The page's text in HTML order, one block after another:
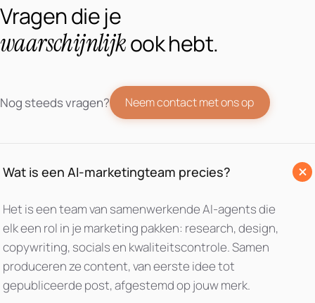
Vragen die je
waarschijnlijkook hebt.
Nog steeds vragen? Neem contact met ons op
Wat is een AI-marketingteam precies?
Het is een team van samenwerkende AI-agents die
elk een rol in je marketing pakken: research, design,
copywriting, socials en kwaliteitscontrole. Samen
produceren ze content, van eerste idee tot
gepubliceerde post, afgestemd op jouw merk.